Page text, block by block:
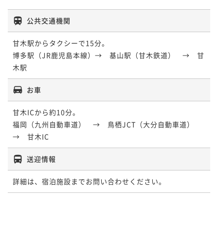
公共交通機関
甘木駅からタクシーで15分。
博多駅（JR鹿児島本線）→　基山駅（甘木鉄道）　→　甘
木駅
お車
甘木ICから約10分。
福岡（九州自動車道）　→　鳥栖JCT（大分自動車道）
→　甘木IC
送迎情報
詳細は、宿泊施設までお問い合わせください。